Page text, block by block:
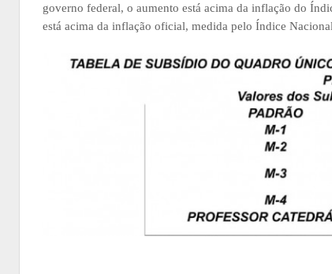
governo federal, o aumento está acima da inflação do
está acima da inflação oficial, medida pelo Índice